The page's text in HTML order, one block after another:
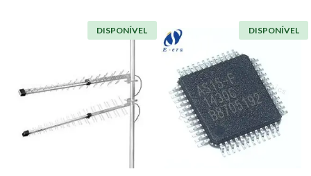
DISPONÍVEL DISPONÍVEL